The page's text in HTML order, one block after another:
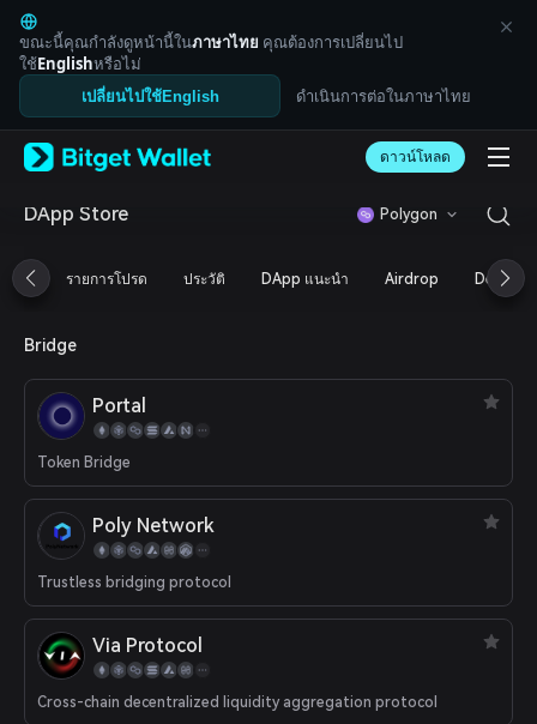
English
日本語
Tiếng Việt
Русский
Español (Latinoamérica)
Italiano
Deutsch
繁體中文
Português (Portugal)
ภาษาไทย
हिन्दी
Español
Português (Brasil)
Español (Argentina)
ขณะนี้คุณกำลังดูหน้านี้ในภาษาไทย คุณต้องการเปลี่ยนไป
ใช้Englishหรือไม่
เปลี่ยนไปใช้English ดำเนินการต่อในภาษาไทย
ดาวน์โหลด
DApp Store Polygon
รายการโปรด ประวัติ DApp แนะนำ Airdrop DeFi
Bridge
Portal
Token Bridge
Poly Network
Trustless bridging protocol
Via Protocol
Cross-chain decentralized liquidity aggregation protocol